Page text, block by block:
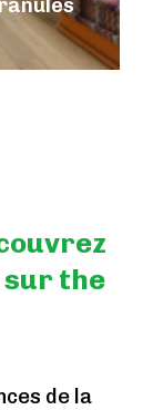
sur the
de la